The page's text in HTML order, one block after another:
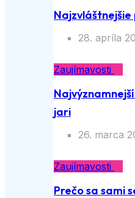
28. apríla
Zaujímavosti
jari
26. marca
Zaujímavosti
Prečo sa sami